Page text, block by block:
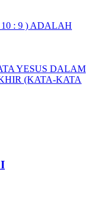
: 9 ) ADALAH
YESUS DALAM
(KATA-KATA